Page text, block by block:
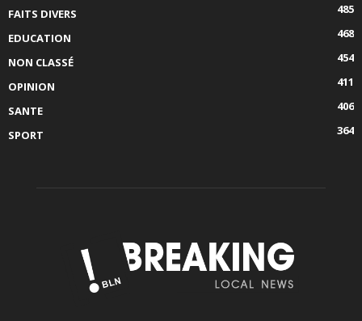
FAITS DIVERS
485
EDUCATION
468
NON CLASSÉ
454
OPINION
411
SANTE
406
SPORT
364